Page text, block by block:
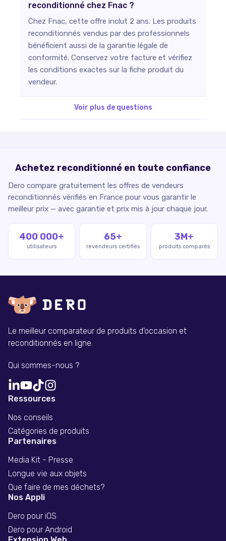
reconditionné chez Fnac ?
Chez Fnac, cette offre inclut 2 ans. Les produits
reconditionnés vendus par des professionnels
bénéficient aussi de la garantie légale de
conformité. Conservez votre facture et vérifiez
les conditions exactes sur la fiche produit du
vendeur.
Voir plus de questions
Achetez reconditionné en toute confiance
Dero compare gratuitement les offres de vendeurs
reconditionnés vérifiés en France pour vous garantir le
meilleur prix — avec garantie et prix mis à jour chaque jour.
400 000+
utilisateurs
65+
revendeurs certifiés
3M+
produits comparés
Le meilleur comparateur de produits d'occasion et
reconditionnés en ligne.
Qui sommes-nous ?
Ressources
Nos conseils
Catégories de produits
Partenaires
Media Kit - Presse
Longue vie aux objets
Que faire de mes déchets?
Nos Appli
Dero pour iOS
Dero pour Android